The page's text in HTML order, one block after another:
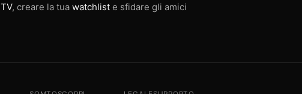
, creare la tua watchlist e sfidare gli amici